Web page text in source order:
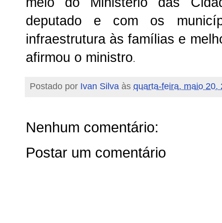
deputado e com os
infraestrutura às famílias e
afirmou o ministro.
Postado por Ivan Silva às quarta-feira, maio 20,
Nenhum comentário:
Postar um comentário